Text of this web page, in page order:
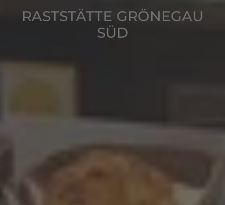
RASTSTÄTTE GRÖNEGAU
SÜD